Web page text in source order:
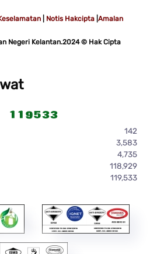
Notis Hakcipta Amalan
Negeri Kelantan.2024 © Hak Cipta
142
3,583
4,735
118,929
119,533